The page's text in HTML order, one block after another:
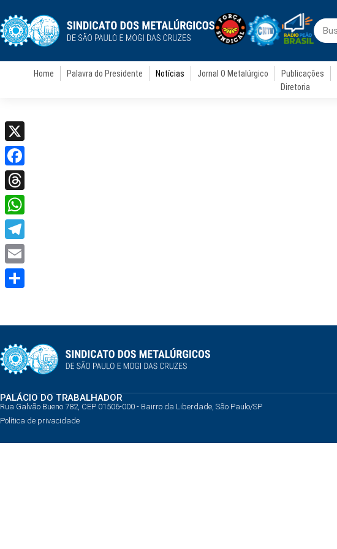
Home Palavra do Presidente Notícias Jornal O Metalúrgico Publicações
Diretoria
PALÁCIO DO TRABALHADOR
Rua Galvão Bueno 782, CEP 01506-000 - Bairro da Liberdade, São Paulo/SP
Política de privacidade
X
Facebook
Threads
WhatsApp
Telegram
Email